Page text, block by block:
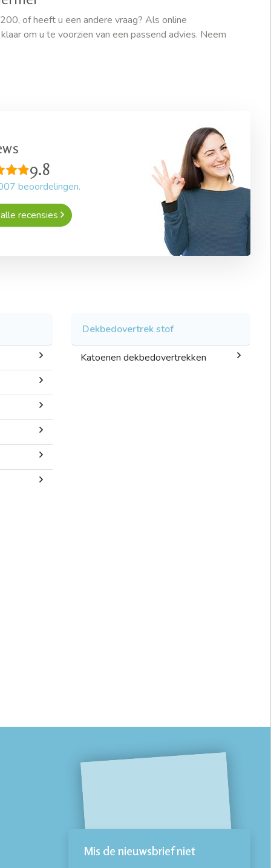
of heeft u een andere vraag? Als online
om u te voorzien van een passend advies. Neem
9.8
beoordelingen.
recensies
Dekbedovertrek stof
Katoenen dekbedovertrekken
Mis de nieuwsbrief niet